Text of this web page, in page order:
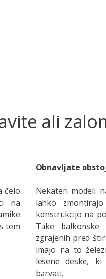
ali
čelo
na
tem
Obnavljate
Nekateri modeli
lahko
konstrukcijo na
Take
zgrajenih pred
imajo na to
lesene deske,
barvati.